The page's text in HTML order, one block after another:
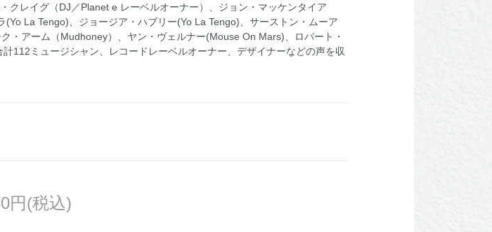
クレイグ（DJ／Planet e レーベルオーナー）、ジョン・マッケンタイア
La Tengo)、ジョージア・ハブリー(Yo La Tengo)、サーストン・ムーア
・アーム（Mudhoney）、ヤン・ヴェルナー(Mouse On Mars)、ロバート・
112ミュージシャン、レコードレーベルオーナー、デザイナーなどの声を収
円(税込)